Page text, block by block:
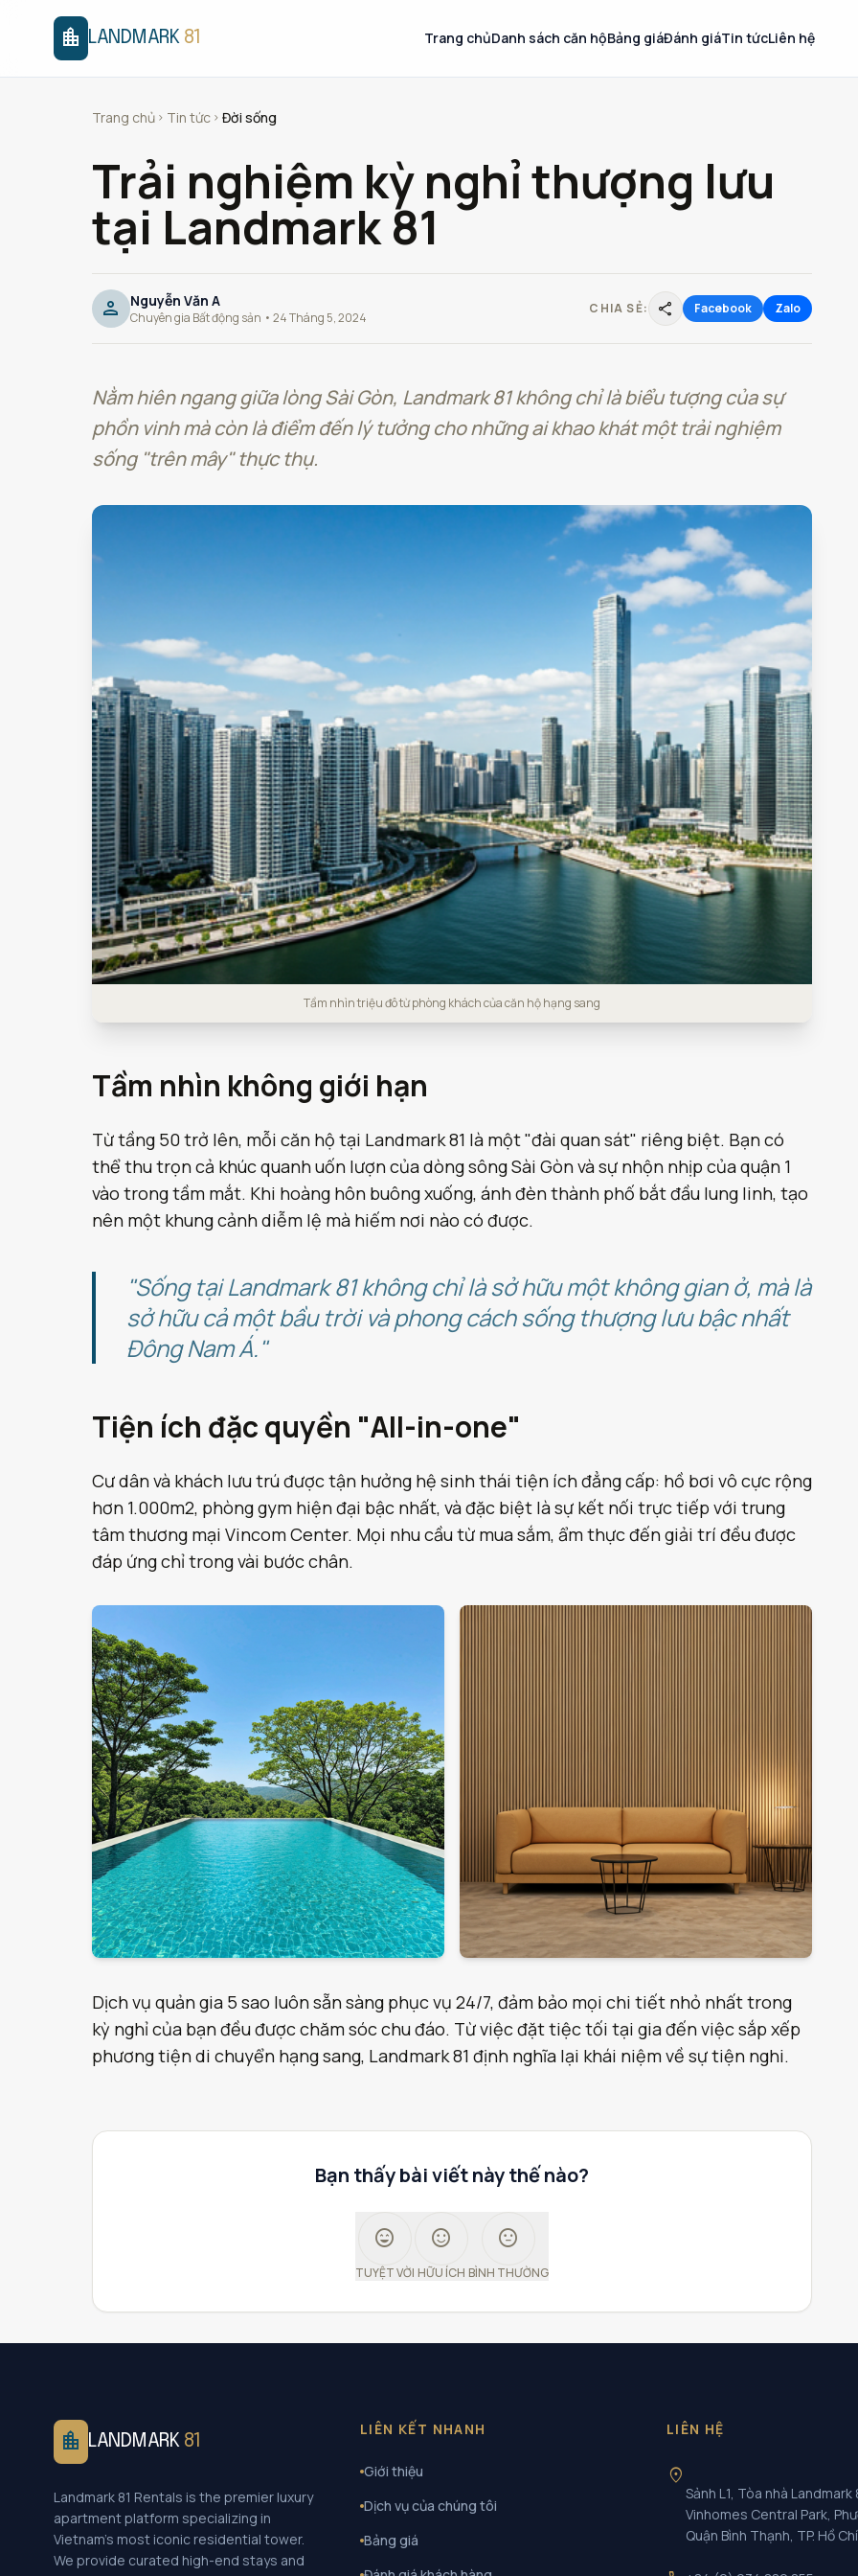
location_city LANDMARK 81 Trang chủDanh sách căn hộBảng giáĐánh giáTin tứcLiên hệ
Trang chủ chevron_right Tin tức chevron_right Đời sống
Trải nghiệm kỳ nghỉ thượng lưu
tại Landmark 81
person Nguyễn Văn A
Chuyên gia Bất động sản • 24 Tháng 5, 2024
CHIA SẺ: share Facebook Zalo
Nằm hiên ngang giữa lòng Sài Gòn, Landmark 81 không chỉ là biểu tượng của sự
phồn vinh mà còn là điểm đến lý tưởng cho những ai khao khát một trải nghiệm
sống "trên mây" thực thụ.
Tầm nhìn triệu đô từ phòng khách của căn hộ hạng sang
Tầm nhìn không giới hạn
Từ tầng 50 trở lên, mỗi căn hộ tại Landmark 81 là một "đài quan sát" riêng biệt. Bạn có
thể thu trọn cả khúc quanh uốn lượn của dòng sông Sài Gòn và sự nhộn nhịp của quận 1
vào trong tầm mắt. Khi hoàng hôn buông xuống, ánh đèn thành phố bắt đầu lung linh, tạo
nên một khung cảnh diễm lệ mà hiếm nơi nào có được.
"Sống tại Landmark 81 không chỉ là sở hữu một không gian ở, mà là
sở hữu cả một bầu trời và phong cách sống thượng lưu bậc nhất
Đông Nam Á."
Tiện ích đặc quyền "All-in-one"
Cư dân và khách lưu trú được tận hưởng hệ sinh thái tiện ích đẳng cấp: hồ bơi vô cực rộng
hơn 1.000m2, phòng gym hiện đại bậc nhất, và đặc biệt là sự kết nối trực tiếp với trung
tâm thương mại Vincom Center. Mọi nhu cầu từ mua sắm, ẩm thực đến giải trí đều được
đáp ứng chỉ trong vài bước chân.
Dịch vụ quản gia 5 sao luôn sẵn sàng phục vụ 24/7, đảm bảo mọi chi tiết nhỏ nhất trong
kỳ nghỉ của bạn đều được chăm sóc chu đáo. Từ việc đặt tiệc tối tại gia đến việc sắp xếp
phương tiện di chuyển hạng sang, Landmark 81 định nghĩa lại khái niệm về sự tiện nghi.
Bạn thấy bài viết này thế nào?
sentiment_very_satisfied
TUYỆT VỜI
sentiment_satisfied
HỮU ÍCH
sentiment_neutral
BÌNH THƯỜNG
location_city LANDMARK 81
Landmark 81 Rentals is the premier luxury
apartment platform specializing in
Vietnam's most iconic residential tower.
We provide curated high-end stays and
LIÊN KẾT NHANH
Giới thiệu
Dịch vụ của chúng tôi
Bảng giá
LIÊN HỆ
location_on
Sảnh L1, Tòa nhà Landmark
Vinhomes Central Park,
Quận Bình Thạnh, TP. Hồ